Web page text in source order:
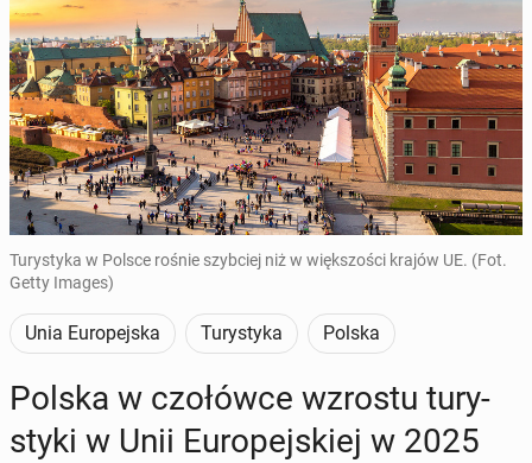
Turystyka w Polsce rośnie szybciej niż w większości krajów UE. (Fot.
Getty Images)
Unia Europejska Turystyka Polska
Polska w czo­łów­ce wzrostu tu­ry­
sty­ki w Unii Eu­ro­pej­skiej w 2025